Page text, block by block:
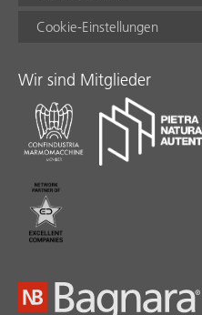
Cookie-Einstellungen
Wir sind Mitglieder